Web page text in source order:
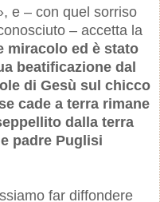
e – con quel sorriso
– accetta la
miracolo ed è stato
beatificazione dal
di Gesù sul chicco
cade a terra rimane
dalla terra
padre Puglisi
far diffondere